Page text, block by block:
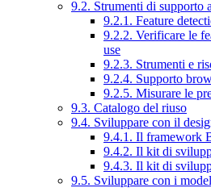
9.2. Strumenti di supporto
9.2.1. Feature
9.2.2. Verificare le
use
9.2.3. Strumenti e
9.2.4. Supporto
9.2.5. Misurare le
9.3. Catalogo del riuso
9.4. Sviluppare con il
9.4.1. Il framework
9.4.2. Il kit di
9.4.3. Il kit di
9.5. Sviluppare con i